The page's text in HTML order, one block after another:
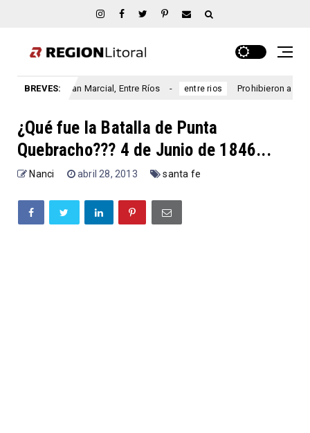
BREVES:
San Marcial, Entre Ríos entre rios Prohibieron a un municipio
¿Qué fue la Batalla de Punta
Quebracho??? 4 de Junio de 1846...
Nanci abril 28, 2013 santa fe